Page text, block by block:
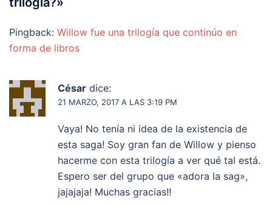
Pingback: Willow fue una trilogía que continúo en
forma de libros
César dice:
21 MARZO, 2017 A LAS 3:19 PM
Vaya! No tenía ni idea de la existencia de
esta saga! Soy gran fan de Willow y pienso
hacerme con esta trilogía a ver qué tal está.
Espero ser del grupo que «adora la sag»,
jajajaja! Muchas gracias!!